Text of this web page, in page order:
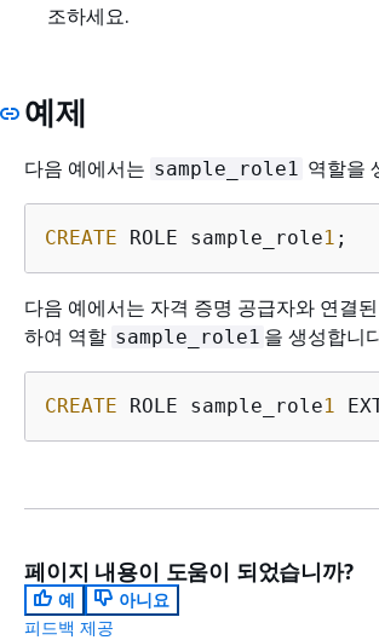
조하세요.
예제
다음 예에서는 sample_role1 역할을
CREATE ROLE sample_role1 ;
다음 예에서는 자격 증명 공급자와 연결
하여 역할 sample_role1 을 생성합니
CREATE ROLE sample_role1
페이지 내용이 도움이 되었습니까?
예
아니요
피드백 제공